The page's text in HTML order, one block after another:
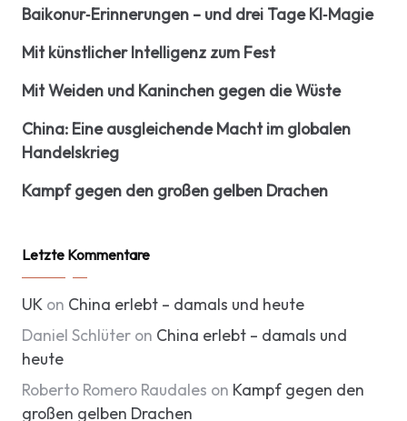
Baikonur‑Erinnerungen – und drei Tage KI‑Magie
Mit künstlicher Intelligenz zum Fest
Mit Weiden und Kaninchen gegen die Wüste
China: Eine ausgleichende Macht im globalen
Handelskrieg
Kampf gegen den großen gelben Drachen
Letzte Kommentare
UK on China erlebt – damals und heute
Daniel Schlüter on China erlebt – damals und
heute
Roberto Romero Raudales on Kampf gegen den
großen gelben Drachen